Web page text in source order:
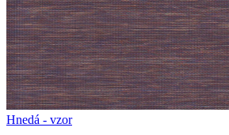
Hnedá - vzor